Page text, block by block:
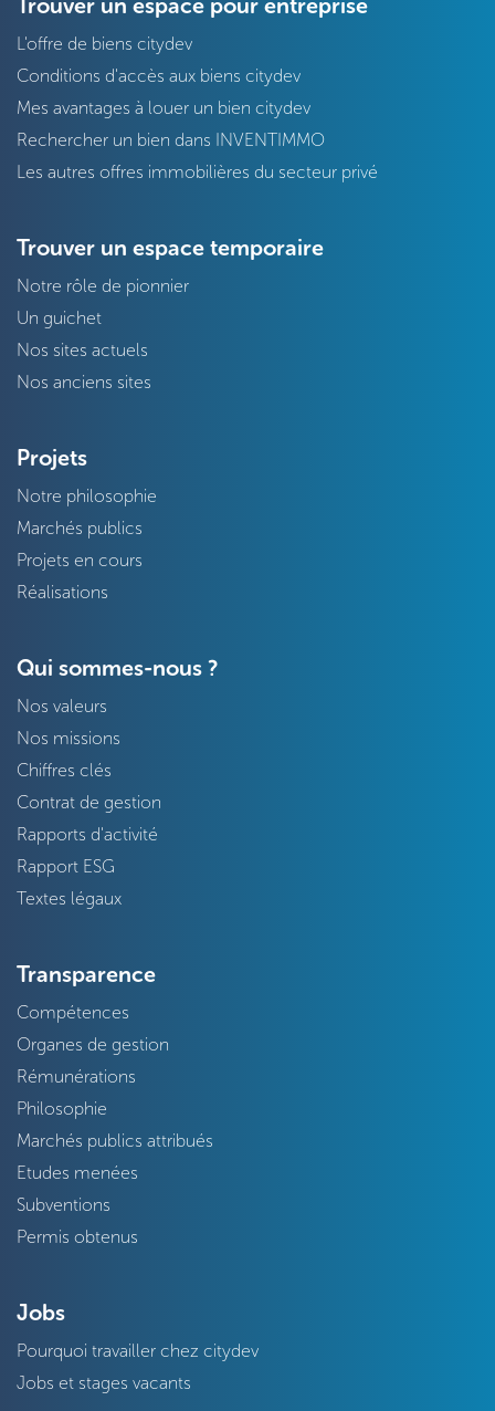
Trouver un espace pour entreprise
L'offre de biens citydev
Conditions d'accès aux biens citydev
Mes avantages à louer un bien citydev
Rechercher un bien dans INVENTIMMO
Les autres offres immobilières du secteur privé
Trouver un espace temporaire
Notre rôle de pionnier
Un guichet
Nos sites actuels
Nos anciens sites
Projets
Notre philosophie
Marchés publics
Projets en cours
Réalisations
Qui sommes-nous ?
Nos valeurs
Nos missions
Chiffres clés
Contrat de gestion
Rapports d'activité
Rapport ESG
Textes légaux
Transparence
Compétences
Organes de gestion
Rémunérations
Philosophie
Marchés publics attribués
Etudes menées
Subventions
Permis obtenus
Jobs
Pourquoi travailler chez citydev
Jobs et stages vacants